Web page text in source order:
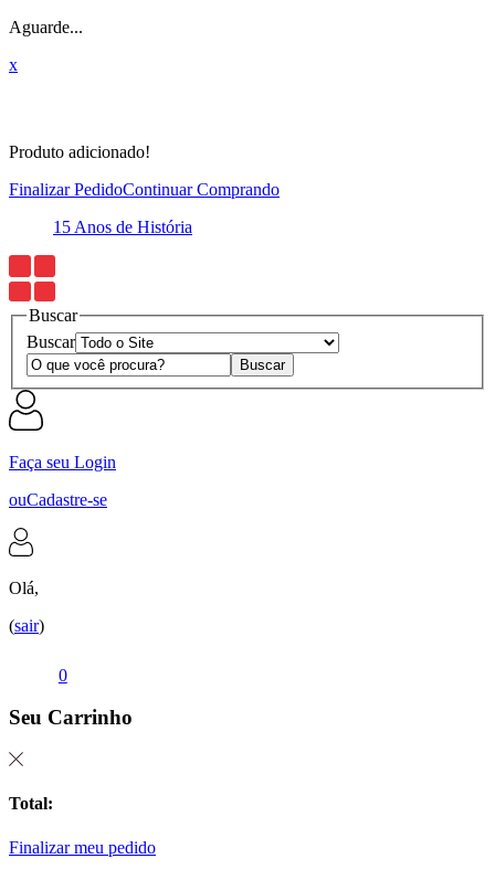
Aguarde...
x
Produto adicionado!
Finalizar PedidoContinuar Comprando
Entregamos em todo o Brasil
Buscar
Buscar
Faça seu Login
ouCadastre-se
Olá,
(sair)
0
Seu Carrinho
Total:
Finalizar meu pedido